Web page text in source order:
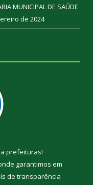
MUNICIPAL DE SAÚDE
de 2024
prefeituras!
garantimos em
de transparência